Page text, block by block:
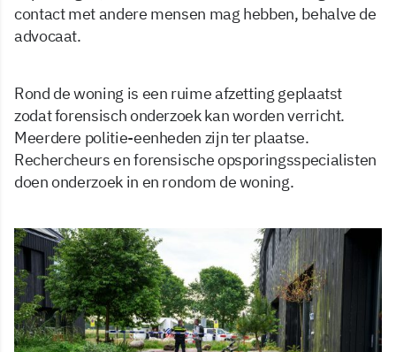
contact met andere mensen mag hebben, behalve de
advocaat.
Rond de woning is een ruime afzetting geplaatst
zodat forensisch onderzoek kan worden verricht.
Meerdere politie-eenheden zijn ter plaatse.
Rechercheurs en forensische opsporingsspecialisten
doen onderzoek in en rondom de woning.